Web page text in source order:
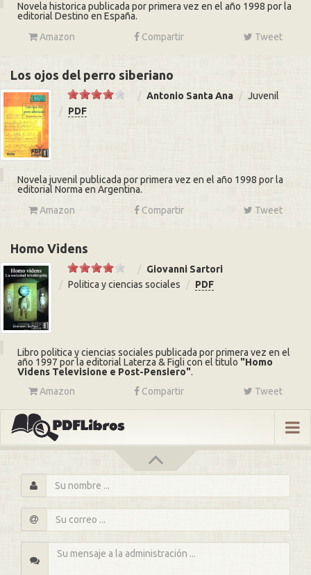
Novela historica publicada por primera vez en el año 1998 por la
editorial Destino en España.
Amazon
Compartir Tweet
Los ojos del perro siberiano
Antonio Santa Ana
Juvenil
PDF
Novela juvenil publicada por primera vez en el año 1998 por la
editorial Norma en Argentina.
Amazon
Compartir Tweet
Homo Videns
Giovanni Sartori
Politica y ciencias sociales
PDF
Libro politica y ciencias sociales publicada por primera vez en el
año 1997 por la editorial Laterza & Figli con el titulo
Homo
Videns Televisione e Post-Pensiero .
Amazon
Compartir Tweet